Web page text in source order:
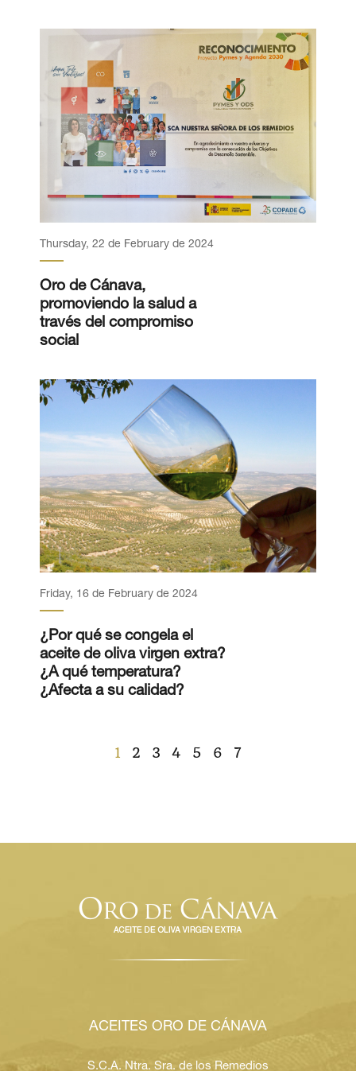
Thursday, 22 de February de 2024
Oro de Cánava,
promoviendo la salud a
través del compromiso
social
Friday, 16 de February de 2024
¿Por qué se congela el
aceite de oliva virgen extra?
¿A qué temperatura?
¿Afecta a su calidad?
Current
1 Page
2 Page
3 Page
4 Page
5 Page
6 Page
7
ACEITES ORO DE CÁNAVA
S.C.A. Ntra. Sra. de los Remedios